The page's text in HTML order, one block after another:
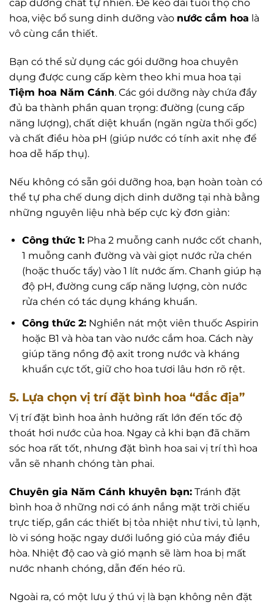
cấp dưỡng chất tự nhiên. Để kéo dài tuổi thọ cho
hoa, việc bổ sung dinh dưỡng vào nước cắm hoa là
vô cùng cần thiết.
Bạn có thể sử dụng các gói dưỡng hoa chuyên
dụng được cung cấp kèm theo khi mua hoa tại
Tiệm hoa Năm Cánh. Các gói dưỡng này chứa đầy
đủ ba thành phần quan trọng: đường (cung cấp
năng lượng), chất diệt khuẩn (ngăn ngừa thối gốc)
và chất điều hòa pH (giúp nước có tính axit nhẹ để
hoa dễ hấp thụ).
Nếu không có sẵn gói dưỡng hoa, bạn hoàn toàn có
thể tự pha chế dung dịch dinh dưỡng tại nhà bằng
những nguyên liệu nhà bếp cực kỳ đơn giản:
Công thức 1:Pha 2 muỗng canh nước cốt chanh,
1 muỗng canh đường và vài giọt nước rửa chén
(hoặc thuốc tẩy) vào 1 lít nước ấm. Chanh giúp hạ
độ pH, đường cung cấp năng lượng, còn nước
rửa chén có tác dụng kháng khuẩn.
Công thức 2:Nghiền nát một viên thuốc Aspirin
hoặc B1 và hòa tan vào nước cắm hoa. Cách này
giúp tăng nồng độ axit trong nước và kháng
khuẩn cực tốt, giữ cho hoa tươi lâu hơn rõ rệt.
5. Lựa chọn vị trí đặt bình hoa “đắc địa”
Vị trí đặt bình hoa ảnh hưởng rất lớn đến tốc độ
thoát hơi nước của hoa. Ngay cả khi bạn đã chăm
sóc hoa rất tốt, nhưng đặt bình hoa sai vị trí thì hoa
vẫn sẽ nhanh chóng tàn phai.
Chuyên gia Năm Cánh khuyên bạn: Tránh đặt
bình hoa ở những nơi có ánh nắng mặt trời chiếu
trực tiếp, gần các thiết bị tỏa nhiệt như tivi, tủ lạnh,
lò vi sóng hoặc ngay dưới luồng gió của máy điều
hòa. Nhiệt độ cao và gió mạnh sẽ làm hoa bị mất
nước nhanh chóng, dẫn đến héo rũ.
Ngoài ra, có một lưu ý thú vị là bạn không nên đặt